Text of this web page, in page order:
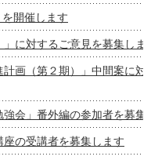
を開催します
」に対するご意見を募集しま
計画（第２期）」中間案に
会」番外編の参加者を募集
の受講者を募集します